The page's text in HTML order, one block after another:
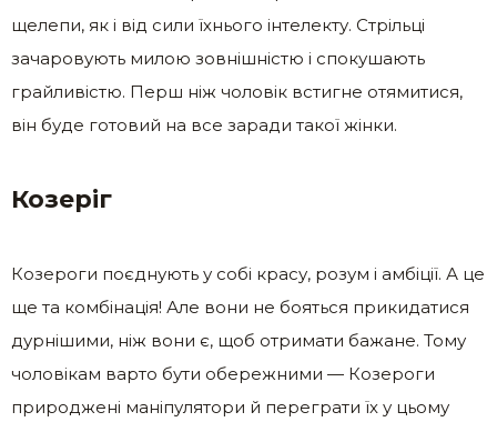
щелепи, як і від сили їхнього інтелекту. Стрільці
зачаровують милою зовнішністю і спокушають
грайливістю. Перш ніж чоловік встигне отямитися,
він буде готовий на все заради такої жінки.
Козеріг
Козероги поєднують у собі красу, розум і амбіції. А це
ще та комбінація! Але вони не бояться прикидатися
дурнішими, ніж вони є, щоб отримати бажане. Тому
чоловікам варто бути обережними — Козероги
природжені маніпулятори й переграти їх у цьому